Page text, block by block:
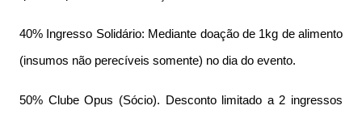
40% Ingresso Solidário: Mediante doação de 1kg de alimento
(insumos não perecíveis somente) no dia do evento.
50% Clube Opus (Sócio). Desconto limitado a 2 ingressos